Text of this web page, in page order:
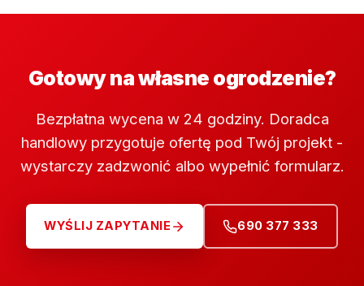
Gotowy na własne ogrodzenie?
Bezpłatna wycena w 24 godziny. Doradca
handlowy przygotuje ofertę pod Twój projekt -
wystarczy zadzwonić albo wypełnić formularz.
WYŚLIJ ZAPYTANIE 690 377 333